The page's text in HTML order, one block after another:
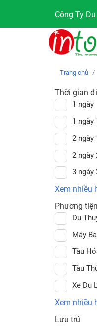
Công Ty
Trang chủ
Thời gian đi
1 ngày
1 ngày
2 ngày
2 ngày
3 ngày
Xem nhiều
Phương tiện
Du
Máy
Tàu
Tàu
Xe Du
Xem nhiều
Lưu trú